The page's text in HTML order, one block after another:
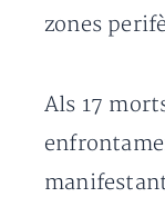
zones
Als 17